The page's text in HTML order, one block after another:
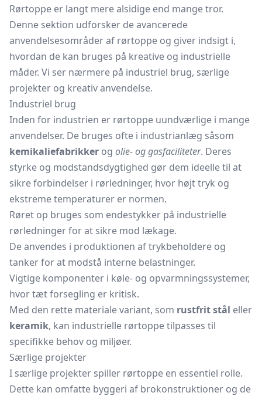
Rørtoppe er langt mere alsidige end mange tror.
Denne sektion udforsker de avancerede
anvendelsesområder af rørtoppe og giver indsigt i,
hvordan de kan bruges på kreative og industrielle
måder. Vi ser nærmere på industriel brug, særlige
projekter og kreativ anvendelse.
Industriel brug
Inden for industrien er rørtoppe uundværlige i mange
anvendelser. De bruges ofte i industrianlæg såsom
kemikaliefabrikker og olie- og gasfaciliteter. Deres
styrke og modstandsdygtighed gør dem ideelle til at
sikre forbindelser i rørledninger, hvor højt tryk og
ekstreme temperaturer er normen.
Røret op bruges som endestykker på industrielle
rørledninger for at sikre mod lækage.
De anvendes i produktionen af trykbeholdere og
tanker for at modstå interne belastninger.
Vigtige komponenter i køle- og opvarmningssystemer,
hvor tæt forsegling er kritisk.
Med den rette materiale variant, som rustfrit stål eller
keramik, kan industrielle rørtoppe tilpasses til
specifikke behov og miljøer.
Særlige projekter
I særlige projekter spiller rørtoppe en essentiel rolle.
Dette kan omfatte byggeri af brokonstruktioner og de